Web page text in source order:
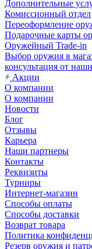
Дополнительные
Комиссионный отдел
Переоформление
Подарочные карты
Оружейный Trade-in
Выбор оружия в
консультация от
Акции
О компании
О компании
Новости
Блог
Отзывы
Карьера
Наши партнеры
Контакты
Реквизиты
Турниры
Интернет-магазин
Способы оплаты
Способы доставки
Возврат товара
Политика
Резерв оружия и